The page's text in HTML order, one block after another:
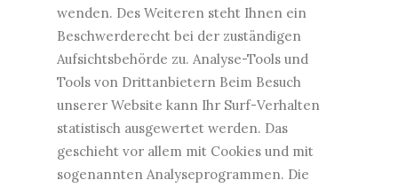
wenden. Des Weiteren steht Ihnen ein
Beschwerderecht bei der zuständigen
Aufsichtsbehörde zu. Analyse-Tools und
Tools von Drittanbietern Beim Besuch
unserer Website kann Ihr Surf-Verhalten
statistisch ausgewertet werden. Das
geschieht vor allem mit Cookies und mit
sogenannten Analyseprogrammen. Die